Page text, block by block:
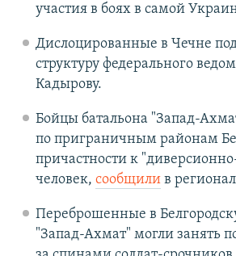
участия в боях в самой
Дислоцированные в Чечне
структуру федерального
Кадырову.
Бойцы батальона "Запад-
по приграничным районам
причастности к
человек, сообщилив
Переброшенные в
"Запад-Ахмат" могли занять